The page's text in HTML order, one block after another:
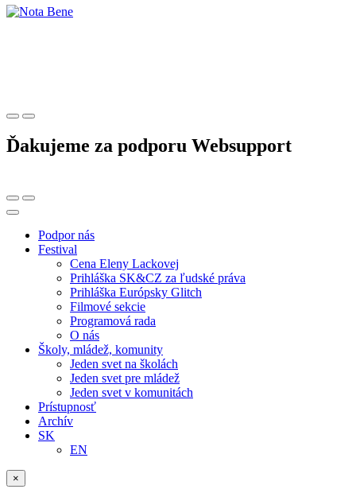
Ďakujeme za podporu Websupport
Podpor nás
Festival
Cena Eleny Lackovej
Prihláška SK&CZ za ľudské práva
Prihláška Európsky Glitch
Filmové sekcie
Programová rada
O nás
Školy, mládež, komunity
Jeden svet na školách
Jeden svet pre mládež
Jeden svet v komunitách
Prístupnosť
Archív
SK
EN
×